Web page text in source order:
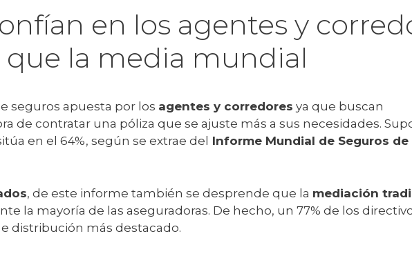
en los agentes y
que la media mundial
seguros apuesta por los agentes y corredores ya que buscan
de contratar una póliza que se ajuste más a sus necesidades.
en el 64%, según se extrae del Informe Mundial de Seguros de
, de este informe también se desprende que la mediación
la mayoría de las aseguradoras. De hecho, un 77% de los
distribución más destacado.